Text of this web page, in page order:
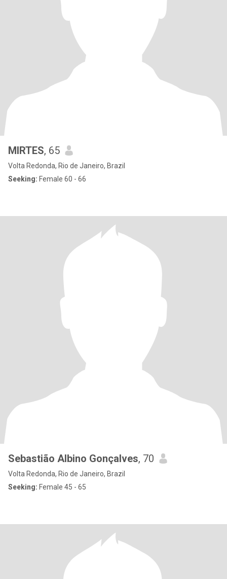
MIRTES, 65
Volta Redonda, Rio de Janeiro, Brazil
Seeking: Female 60 - 66
Sebastião Albino Gonçalves, 70
Volta Redonda, Rio de Janeiro, Brazil
Seeking: Female 45 - 65